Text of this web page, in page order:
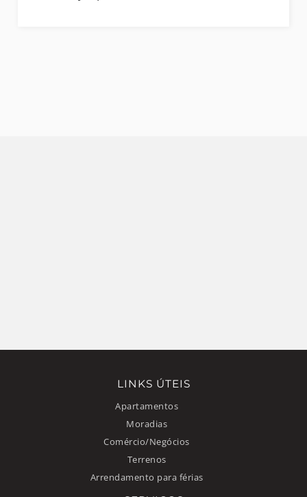
LINKS ÚTEIS
Apartamentos
Moradias
Comércio/Negócios
Terrenos
Arrendamento para férias